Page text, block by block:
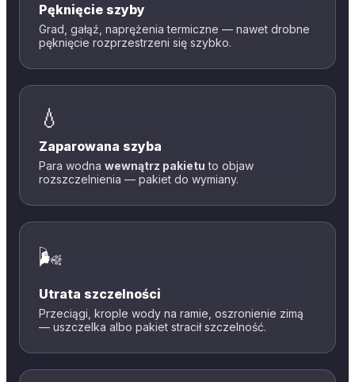
Pęknięcie szyby
Grad, gałąź, naprężenia termiczne — nawet drobne
pęknięcie rozprzestrzeni się szybko.
💧
Zaparowana szyba
Para wodna wewnątrz pakietu to objaw
rozszczelnienia — pakiet do wymiany.
🌬️
Utrata szczelności
Przeciągi, krople wody na ramie, oszronienie zimą
— uszczelka albo pakiet stracił szczelność.